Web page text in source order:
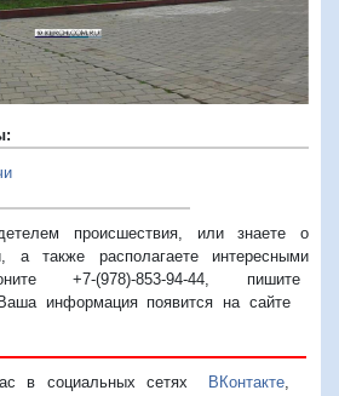
происшествия, или знаете о
а также располагаете интересными
+7-(978)-853-94-44, пишите
информация появится на сайте
в социальных сетях ВКонтакте,